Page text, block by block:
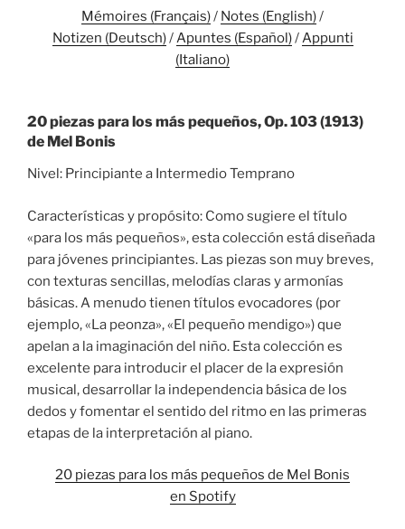
Mémoires (Français)/ Notes (English)/
Notizen (Deutsch)/Apuntes (Español)/Appunti
(Italiano)
20 piezas para los más pequeños, Op. 103 (1913)
de Mel Bonis
Nivel: Principiante a Intermedio Temprano
Características y propósito: Como sugiere el título
«para los más pequeños», esta colección está diseñada
para jóvenes principiantes. Las piezas son muy breves,
con texturas sencillas, melodías claras y armonías
básicas. A menudo tienen títulos evocadores (por
ejemplo, «La peonza», «El pequeño mendigo») que
apelan a la imaginación del niño. Esta colección es
excelente para introducir el placer de la expresión
musical, desarrollar la independencia básica de los
dedos y fomentar el sentido del ritmo en las primeras
etapas de la interpretación al piano.
20 piezas para los más pequeños de Mel Bonis
en Spotify